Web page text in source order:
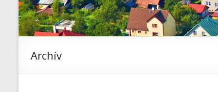
Archív